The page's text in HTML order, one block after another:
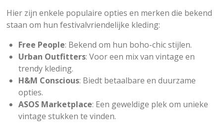
Hier zijn enkele populaire opties en merken die bekend
staan om hun festivalvriendelijke kleding:
Free People: Bekend om hun boho-chic stijlen.
Urban Outfitters: Voor een mix van vintage en
trendy kleding.
H&M Conscious: Biedt betaalbare en duurzame
opties.
ASOS Marketplace: Een geweldige plek om unieke
vintage stukken te vinden.